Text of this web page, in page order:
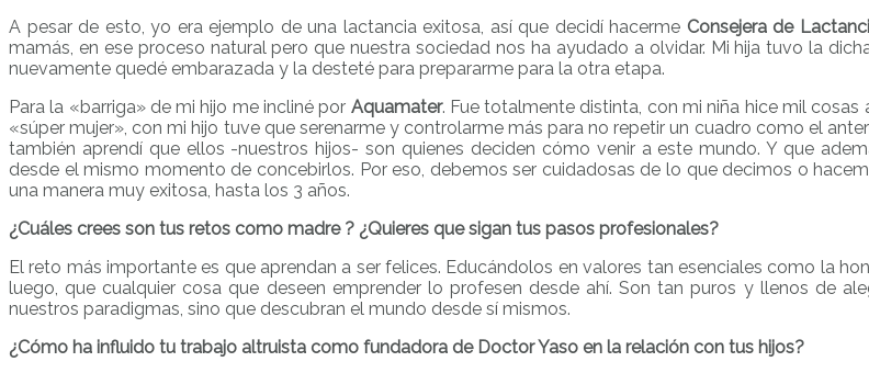
A pesar de esto, yo era ejemplo de una lactancia exitosa, así que decidí hacerme Consejera de
mamás, en ese proceso natural pero que nuestra sociedad nos ha ayudado a olvidar. Mi hija tuvo la
nuevamente quedé embarazada y la desteté para prepararme para la otra etapa.
Para la «barriga» de mi hijo me incliné por Aquamater. Fue totalmente distinta, con mi niña hice mil
«súper mujer», con mi hijo tuve que serenarme y controlarme más para no repetir un cuadro como el
también aprendí que ellos -nuestros hijos- son quienes deciden cómo venir a este mundo. Y que
desde el mismo momento de concebirlos. Por eso, debemos ser cuidadosas de lo que decimos o
una manera muy exitosa, hasta los 3 años.
¿Cuáles crees son tus retos como madre ? ¿Quieres que sigan tus pasos profesionales?
El reto más importante es que aprendan a ser felices. Educándolos en valores tan esenciales como la
luego, que cualquier cosa que deseen emprender lo profesen desde ahí. Son tan puros y llenos de
nuestros paradigmas, sino que descubran el mundo desde sí mismos.
¿Cómo ha influido tu trabajo altruista como fundadora de Doctor Yaso en la relación con tus hijos?